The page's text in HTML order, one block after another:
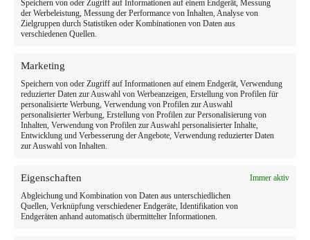
Speichern von oder Zugriff auf Informationen auf einem Endgerät, Messung
der Werbeleistung, Messung der Performance von Inhalten, Analyse von
Zielgruppen durch Statistiken oder Kombinationen von Daten aus
verschiedenen Quellen.
Marketing
Speichern von oder Zugriff auf Informationen auf einem Endgerät, Verwendung
reduzierter Daten zur Auswahl von Werbeanzeigen, Erstellung von Profilen für
personalisierte Werbung, Verwendung von Profilen zur Auswahl
personalisierter Werbung, Erstellung von Profilen zur Personalisierung von
Inhalten, Verwendung von Profilen zur Auswahl personalisierter Inhalte,
Entwicklung und Verbesserung der Angebote, Verwendung reduzierter Daten
zur Auswahl von Inhalten.
Eigenschaften
Immer aktiv
Abgleichung und Kombination von Daten aus unterschiedlichen
Quellen, Verknüpfung verschiedener Endgeräte, Identifikation von
Endgeräten anhand automatisch übermittelter Informationen.